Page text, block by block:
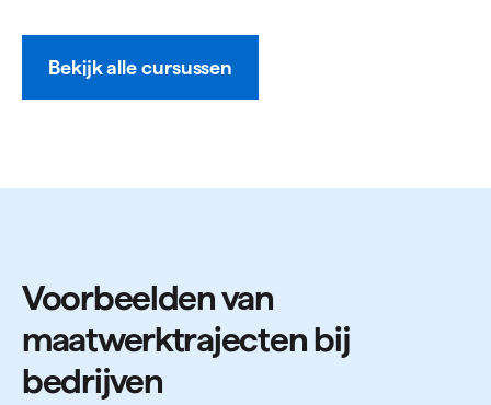
Bekijk alle cursussen
Voorbeelden van
maatwerktrajecten bij
bedrijven